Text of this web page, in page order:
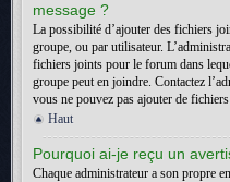
message ?
La possibilité d’ajouter des fichiers
groupe, ou par utilisateur.
fichiers joints pour le forum dans
groupe peut en joindre. Contactez
vous ne pouvez pas ajouter de
Haut
Pourquoi ai-je reçu un
Chaque administrateur a son propre